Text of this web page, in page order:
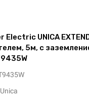
UNICA
5м, с
Unica